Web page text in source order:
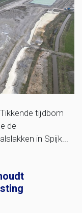
tijdbom
de
in Spijk...